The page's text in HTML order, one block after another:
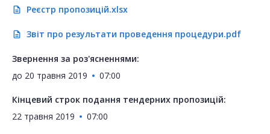
description Реєстр пропозицій.xlsx
description Звіт про результати проведення процедури.pdf
Звернення за роз'ясненнями:
до 20 травня 2019 07:00
Кінцевий строк подання тендерних пропозицій:
22 травня 2019
07:00